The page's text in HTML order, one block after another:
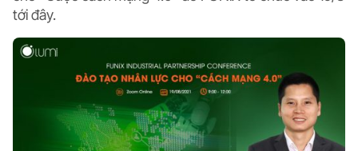
tới đây.